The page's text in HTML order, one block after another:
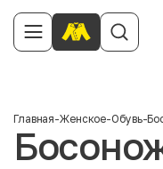
Главная-Женское-Обувь-